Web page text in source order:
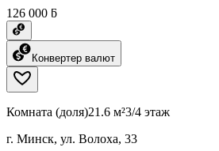
126 000 ƃ
Конвертер валют
Комната (доля)21.6 м²3/4 этаж
г. Минск, ул. Волоха, 33